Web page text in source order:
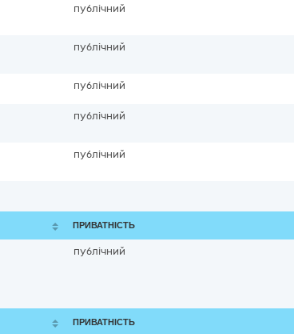
публічний
публічний
публічний
публічний
публічний
ПРИВАТНІСТЬ
публічний
ПРИВАТНІСТЬ